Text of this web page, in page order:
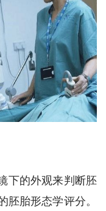
下的外观来判断胚
胚胎形态学评分。